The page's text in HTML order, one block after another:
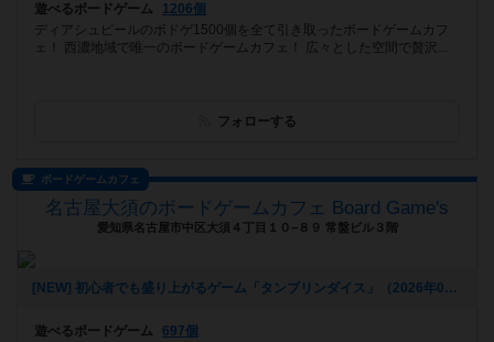
遊べるボードゲーム
1206個
ディアシュピールのボドゲ1500個を全て引き取ったボードゲームカフ
ェ！ 西濃地域で唯一のボードゲームカフェ！ 広々とした空間で贅沢...
フォローする
ボードゲームカフェ
名古屋大須のボードゲームカフェ Board Game's
愛知県名古屋市中区大須４丁目１０−８９ 常盤ビル３階
[NEW] 初心者でも盛り上がるゲーム「タンブリンダイス」（2026年07月17日 14時05分）
遊べるボードゲーム
697個